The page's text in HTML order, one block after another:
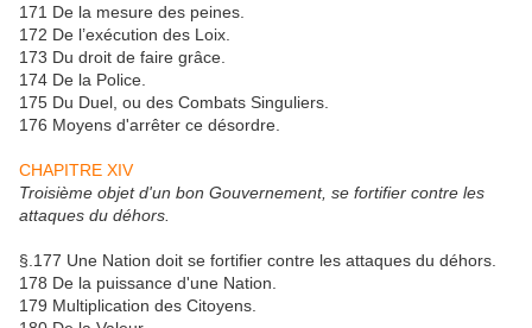
171 De la mesure des peines.
172 De l’exécution des Loix.
173 Du droit de faire grâce.
174 De la Police.
175 Du Duel, ou des Combats Singuliers.
176 Moyens d'arrêter ce désordre.
CHAPITRE XIV
Troisième objet d'un bon Gouvernement, se fortifier contre les
attaques du déhors.
§.177 Une Nation doit se fortifier contre les attaques du déhors.
178 De la puissance d'une Nation.
179 Multiplication des Citoyens.